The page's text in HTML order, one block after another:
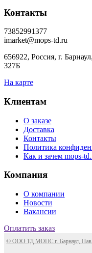
Контакты
73852991377
imarket@mops-td.ru
656922, Россия, г.
327Б
На карте
Клиентам
О заказе
Доставка
Контакты
Политика
Как и зачем mops-
Компания
О компании
Новости
Вакансии
Оплатить заказ
© ООО ТД МОПС г. Барнаул,